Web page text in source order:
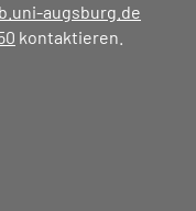
augsburg.de
kontaktieren.